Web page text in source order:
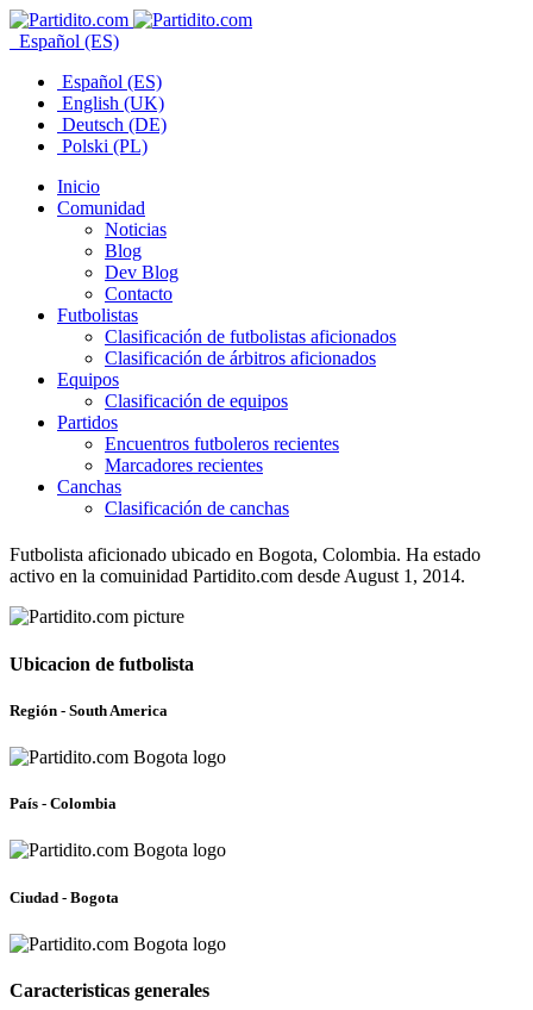
Español (ES)
Español (ES)
English (UK)
Deutsch (DE)
Polski (PL)
Inicio
Comunidad
Noticias
Blog
Dev Blog
Contacto
Futbolistas
Clasificación de futbolistas aficionados
Clasificación de árbitros aficionados
Equipos
Clasificación de equipos
Partidos
Encuentros futboleros recientes
Marcadores recientes
Canchas
Clasificación de canchas
Futbolista aficionado ubicado en Bogota, Colombia. Ha estado
activo en la comuinidad Partidito.com desde August 1, 2014.
Ubicacion de futbolista
Región - South America
País - Colombia
Ciudad - Bogota
Caracteristicas generales